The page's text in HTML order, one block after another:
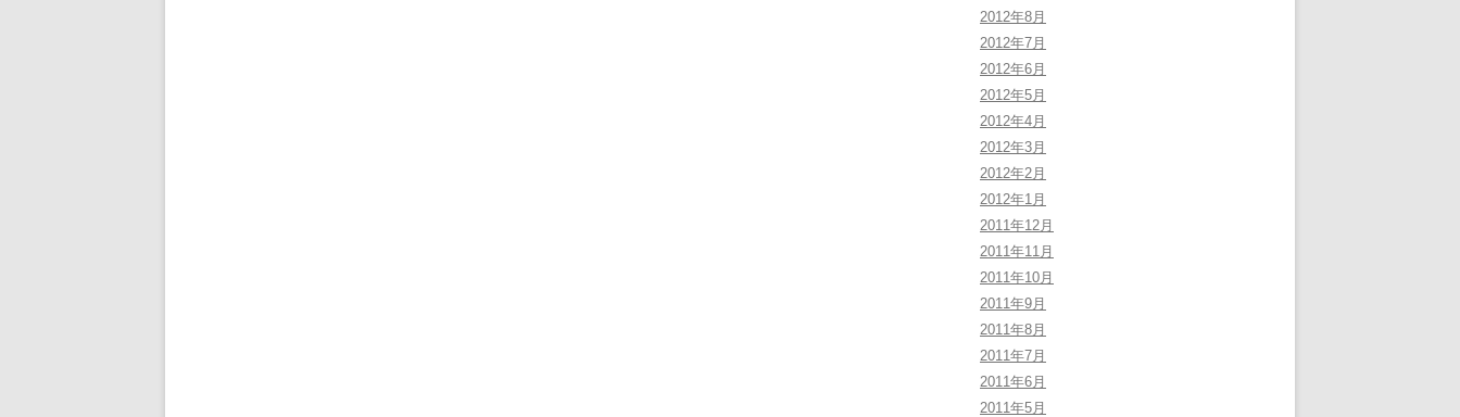
2012年8月
2012年7月
2012年6月
2012年5月
2012年4月
2012年3月
2012年2月
2012年1月
2011年12月
2011年11月
2011年10月
2011年9月
2011年8月
2011年7月
2011年6月
2011年5月